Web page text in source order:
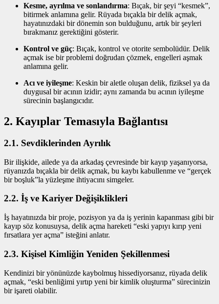
Kesme, ayrılma ve sonlandırma: Bıçak, bir şeyi “kesmek”,
bitirmek anlamına gelir. Rüyada bıçakla bir delik açmak,
hayatınızdaki bir dönemin son bulduğunu, artık bir şeyleri
bırakmanız gerektiğini gösterir.
Kontrol ve güç: Bıçak, kontrol ve otorite sembolüdür. Delik
açmak ise bir problemi doğrudan çözmek, engelleri aşmak
anlamına gelir.
Acı ve iyileşme: Keskin bir aletle oluşan delik, fiziksel ya da
duygusal bir acının izidir; aynı zamanda bu acının iyileşme
sürecinin başlangıcıdır.
2. Kayıplar Temasıyla Bağlantısı
2.1. Sevdiklerinden Ayrılık
Bir ilişkide, ailede ya da arkadaş çevresinde bir kayıp yaşanıyorsa,
rüyanızda bıçakla bir delik açmak, bu kaybı kabullenme ve “gerçek
bir boşluk”la yüzleşme ihtiyacını simgeler.
2.2. İş ve Kariyer Değişiklikleri
İş hayatınızda bir proje, pozisyon ya da iş yerinin kapanması gibi bir
kayıp söz konusuysa, delik açma hareketi “eski yapıyı kırıp yeni
fırsatlara yer açma” isteğini anlatır.
2.3. Kişisel Kimliğin Yeniden Şekillenmesi
Kendinizi bir yönünüzde kaybolmuş hissediyorsanız, rüyada delik
açmak, “eski benliğimi yırtıp yeni bir kimlik oluşturma” sürecinizin
bir işareti olabilir.